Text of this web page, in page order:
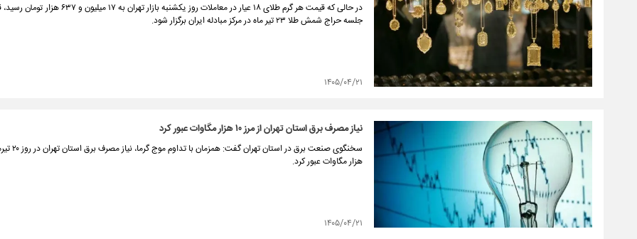
در حالی که قیمت هر گرم طلای ۱۸ عیار در معاملات روز یکشنبه بازار تهران به
جلسه حراج شمش طلا ۲۳ تیر ماه در مرکز مبادله ایران برگزار شود.
۱۴۰۵/۰۴/۲۱
نیاز مصرف برق استان تهران از مرز ۱۰ هزار مگاوات عبور کرد
هزار مگاوات عبور کرد.
۱۴۰۵/۰۴/۲۱